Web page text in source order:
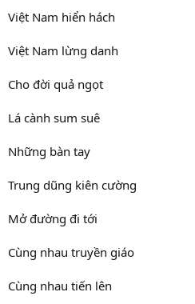
Việt Nam hiển hách
Việt Nam lừng danh
Cho đời quả ngọt
Lá cành sum suê
Những bàn tay
Trung dũng kiên cường
Mở đường đi tới
Cùng nhau truyền giáo
Cùng nhau tiến lên